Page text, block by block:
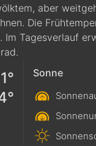
aber
Die
Im Tagesverlauf
Sonne